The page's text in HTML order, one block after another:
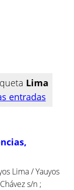
Lima
entradas
Lima / Yauyos
s/n ;